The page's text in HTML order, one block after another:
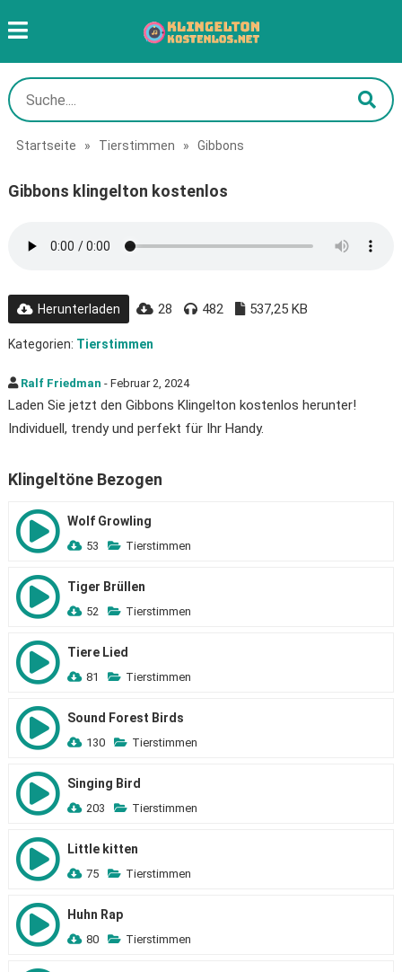
Startseite » Tierstimmen » Gibbons
Gibbons klingelton kostenlos
Herunterladen 28 482 537,25 KB
Kategorien: Tierstimmen
Ralf Friedman - Februar 2, 2024
Laden Sie jetzt den Gibbons Klingelton kostenlos herunter!
Individuell, trendy und perfekt für Ihr Handy.
Klingeltöne Bezogen
Wolf Growling
53 Tierstimmen
Tiger Brüllen
52 Tierstimmen
Tiere Lied
81 Tierstimmen
Sound Forest Birds
130 Tierstimmen
Singing Bird
203 Tierstimmen
Little kitten
75 Tierstimmen
Huhn Rap
80 Tierstimmen